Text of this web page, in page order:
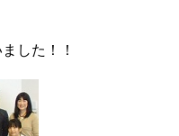
した！！